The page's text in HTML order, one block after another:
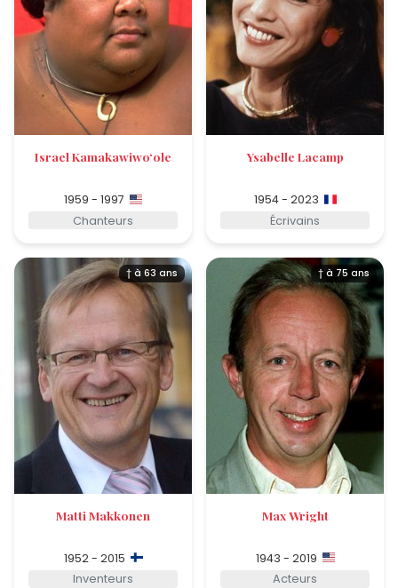
Israel Kamakawiwoʻole
1959 - 1997
Chanteurs
Ysabelle Lacamp
1954 - 2023
Écrivains
† à 63 ans
Matti Makkonen
1952 - 2015
Inventeurs
† à 75 ans
Max Wright
1943 - 2019
Acteurs